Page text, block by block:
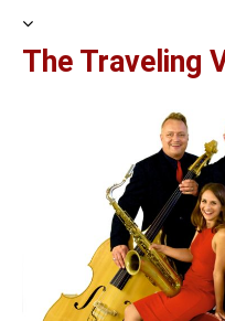
The Traveling